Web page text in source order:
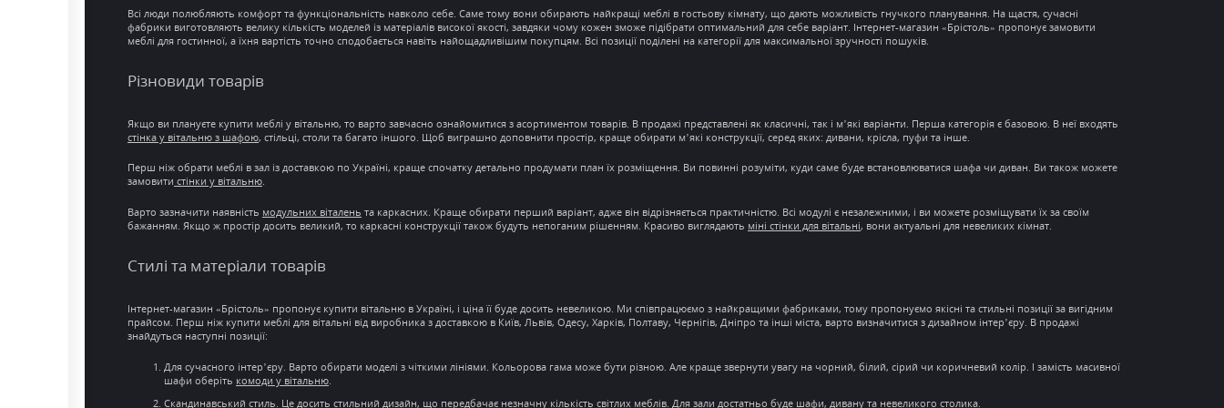
Всі люди полюбляють комфортта функціональність навколо себе. Саме тому вони обирають найкращі меблі в гостьову кімнату, що дають можливість гнучкого планування. На щастя, сучасні
фабрики виготовляють велику кількість моделей із матеріалів високої якості, завдяки чому кожен зможе підібрати оптимальний для себе варіант. Інтернет-магазин «Брістоль» пропонує замовити
меблі для гостинної, а їхня вартість точно сподобається навіть найощадливішим покупцям. Всі позиції поділені на категорії для максимальної зручності пошуків.
Різновиди товарів
Якщо ви плануєте купити меблі у вітальню, то варто завчасно ознайомитися з асортиментом товарів. В продажі представлені як класичні, так і м’які варіанти. Перша категорія є базовою. В неї входять
стінка у вітальню з шафою, стільці, столи та багато іншого. Щоб виграшно доповнити простір, краще обирати м’які конструкції, серед яких: дивани, крісла, пуфи та інше.
Перш ніж обрати меблі в заліз доставкою по Україні, краще спочатку детально продумати план їх розміщення. Ви повинні розуміти, куди саме буде встановлюватися шафа чи диван. Ви також можете
замовити стінки у вітальню.
Варто зазначити наявність модульних віталень та каркасних. Краще обирати перший варіант, адже він відрізняється практичністю. Всі модулі є незалежними, і ви можете розміщувати їх за своїм
бажанням. Якщо ж простір досить великий, то каркасні конструкції також будуть непоганим рішенням. Красиво виглядають міні стінки для вітальні, вони актуальні для невеликих кімнат.
Стилі та матеріали товарів
Інтернет-магазин «Брістоль» пропонує купити вітальню в Україні, і цінаїї буде досить невеликою. Ми співпрацюємо з найкращими фабриками, тому пропонуємо якісні та стильні позиції за вигідним
прайсом. Перш ніж купити меблі для вітальні від виробника з доставкоюв Київ, Львів, Одесу, Харків, Полтаву, Чернігів, Дніпро та інші міста, варто визначитися з дизайном інтер’єру. В продажі
знайдуться наступні позиції:
Для сучасного інтер’єру. Варто обирати моделі з чіткими лініями. Кольорова гама може бути різною. Але краще звернути увагу на чорний, білий, сірий чи коричневий колір. І замість масивної
шафи оберіть комоди у вітальню.
Скандинавський стиль. Це досить стильний дизайн, що передбачає незначну кількість світлих меблів. Для зали достатньо буде шафи, дивану та невеликого столика.